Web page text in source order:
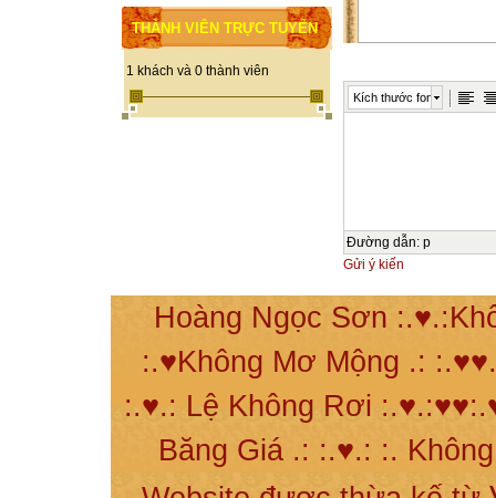
THÀNH VIÊN TRỰC TUYẾN
1 khách và 0 thành viên
Kích thước font
Đường dẫn: p
Gửi ý kiến
Hoàng Ngọc Sơn
:.♥Không Mơ Mộng .:
:.♥.: Lệ Không Rơi
Băng Giá .: :.♥.: :.